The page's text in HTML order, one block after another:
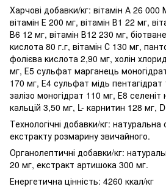
Харчові добавки/кг: вітамін А 26
вітамін Е 200 мг, вітамін В1 22 мг,
В6 12 мг, вітамін В12 230 мг,
кислота 80 г.г, вітамін С 130 мг,
фолієва кислота 2,90 мг, холін
мг, Е5 сульфат марганець
170 мг, Е4 сульфат мідь
залізо моногідрат 110 мг, Е8
кальцій 3,50 мг, L- карнитин 128 мг,
Технологічні добавки/кг:
екстракту розмарину звичайного.
Органолептичні добавки/кг:
20 мг, екстракт артишока 300 мг.
Енергетична цінність: 4260 ккал/кг